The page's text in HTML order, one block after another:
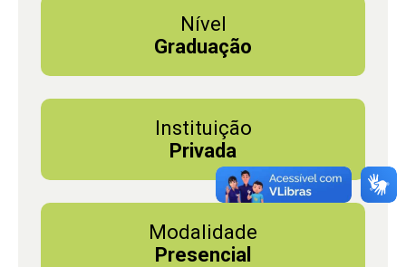
Nível
Graduação
Instituição
Privada
Modalidade
Presencial